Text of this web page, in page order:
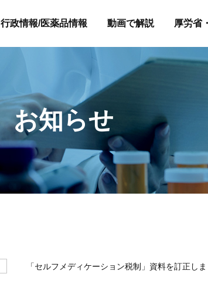
行政情報/医薬品情報 動画で解説 厚労省
お知らせ
「セルフメディケーション税制」資料を訂正し